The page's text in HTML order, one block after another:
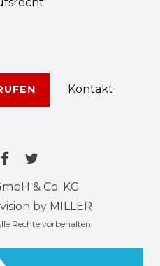
Kontakt
& Co. KG
by MILLER
Rechte vorbehalten.